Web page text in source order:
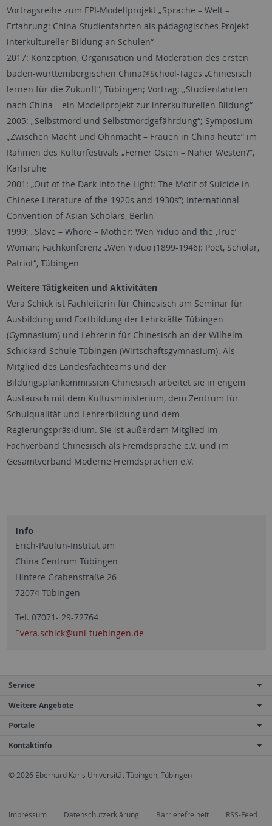
Vortragsreihe zum EPI-Modellprojekt „Sprache – Welt –
Erfahrung: China-Studienfahrten als pädagogisches Projekt
interkultureller Bildung an Schulen“
2017: Konzeption, Organisation und Moderation des ersten
baden-württembergischen China@School-Tages „Chinesisch
lernen für die Zukunft“, Tübingen; Vortrag: „Studienfahrten
nach China – ein Modellprojekt zur interkulturellen Bildung“
2005: „Selbstmord und Selbstmordgefährdung“; Symposium
„Zwischen Macht und Ohnmacht – Frauen in China heute“ im
Rahmen des Kulturfestivals „Ferner Osten – Naher Westen?“,
Karlsruhe
2001: „Out of the Dark into the Light: The Motif of Suicide in
Chinese Literature of the 1920s and 1930s”; International
Convention of Asian Scholars, Berlin
1999: „Slave – Whore – Mother: Wen Yiduo and the ‚True‘
Woman; Fachkonferenz „Wen Yiduo (1899-1946): Poet, Scholar,
Patriot“, Tübingen
Weitere Tätigkeiten und Aktivitäten
Vera Schick ist Fachleiterin für Chinesisch am Seminar für
Ausbildung und Fortbildung der Lehrkräfte Tübingen
(Gymnasium) und Lehrerin für Chinesisch an der Wilhelm-
Schickard-Schule Tübingen (Wirtschaftsgymnasium). Als
Mitglied des Landesfachteams und der
Bildungsplankommission Chinesisch arbeitet sie in engem
Austausch mit dem Kultusministerium, dem Zentrum für
Schulqualität und Lehrerbildung und dem
Regierungspräsidium. Sie ist außerdem Mitglied im
Fachverband Chinesisch als Fremdsprache e.V. und im
Gesamtverband Moderne Fremdsprachen e.V.
Info
Erich-Paulun-Institut am
China Centrum Tübingen
Hintere Grabenstraße 26
72074 Tübingen
Tel. 07071- 29-72764
vera.schick@uni-tuebingen.de
Service
Weitere Angebote
Portale
Kontaktinfo
© 2026 Eberhard Karls Universität Tübingen, Tübingen
Impressum Datenschutzerklärung Barrierefreiheit RSS-Feed